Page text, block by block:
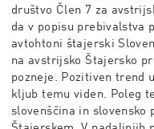
društvo Člen 7 za
da v popisu prebivalstva
avtohtoni štajerski
na avstrijsko Štajersko
pozneje. Pozitiven trend
kljub temu viden. Poleg
slovenščina in slovensko